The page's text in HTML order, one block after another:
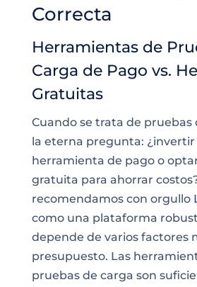
Correcta
Herramientas de
Carga de Pago vs.
Gratuitas
Cuando se trata de pruebas
la eterna pregunta: ¿invertir
herramienta de pago o
gratuita para ahorrar
recomendamos con orgullo
como una plataforma
depende de varios factores
presupuesto. Las
pruebas de carga son